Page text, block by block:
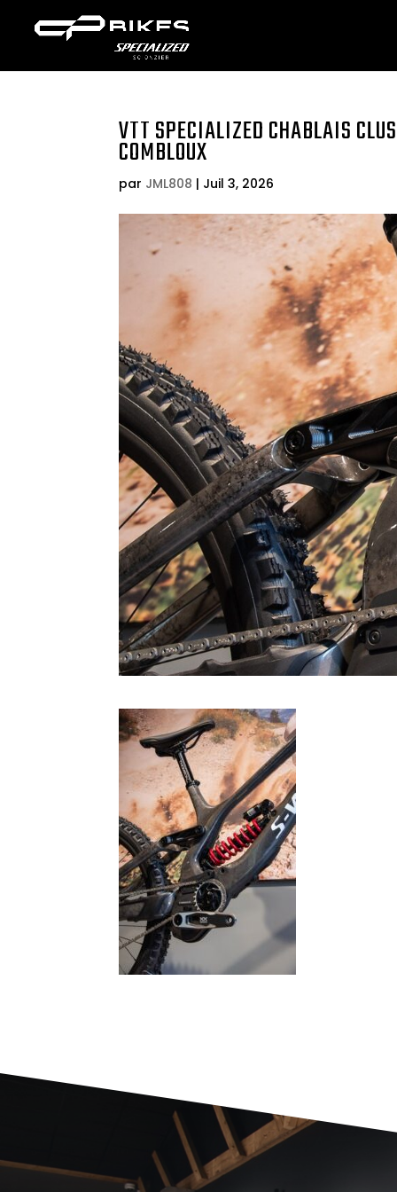
VTT SPECIALIZED CHABLAIS
COMBLOUX
par JML808 | Juil 3, 2026